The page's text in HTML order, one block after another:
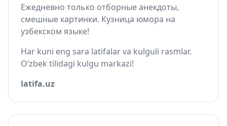
Ежедневно только отборные анекдоты,
смешные картинки. Кузница юмора на
узбекском языке!
Har kuni eng sara latifalar va kulguli rasmlar.
O‘zbek tilidagi kulgu markazi!
latifa.uz